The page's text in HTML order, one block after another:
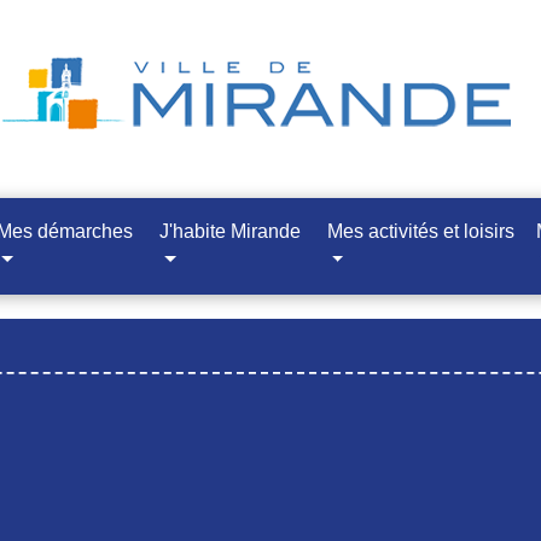
Mes démarches J'habite Mirande Mes activités et loisirs